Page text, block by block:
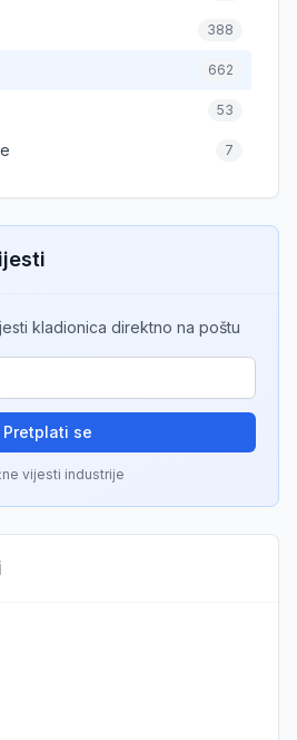
388
662
53
7
kladionica direktno na poštu
Pretplati se
vijesti industrije